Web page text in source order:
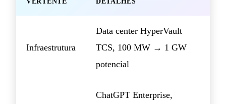
Infraestrutura
Data center HyperVault
TCS, 100 MW → 1 GW
potencial
ChatGPT Enterprise,